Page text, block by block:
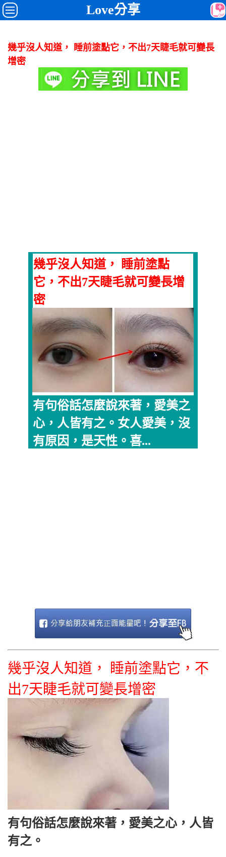
Love分享
幾乎沒人知道， 睡前塗點它，不出7天睫毛就可變長
增密
幾乎沒人知道， 睡前塗點
它，不出7天睫毛就可變長增
密
有句俗話怎麼說來著，愛美之
心，人皆有之。女人愛美，沒
有原因，是天性。喜...
幾乎沒人知道， 睡前塗點它，不
出7天睫毛就可變長增密
有句俗話怎麼說來著，愛美之心，人皆
有之。